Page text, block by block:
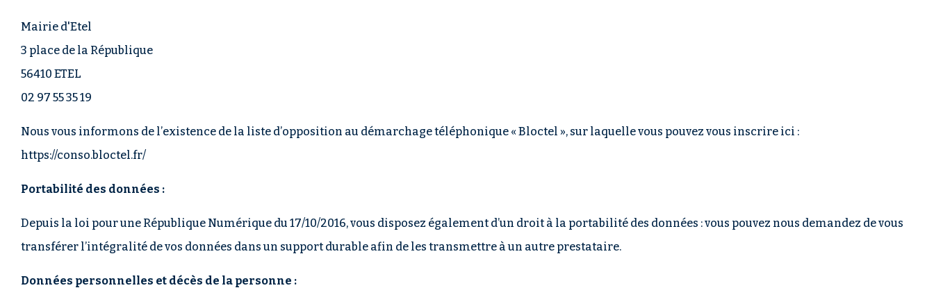
Mairie d'Etel
3 place de la République
56410 ETEL
02 97 55 35 19
Nous vous informons de l’existence de la liste d’opposition au démarchage téléphonique « Bloctel », sur laquelle vous pouvez vous inscrire ici :
https://conso.bloctel.fr/
Portabilité des données :
Depuis la loi pour une République Numérique du 17/10/2016, vous disposez également d’un droit à la portabilité des données : vous pouvez nous demandez de vous
transférer l’intégralité de vos données dans un support durable afin de les transmettre à un autre prestataire.
Données personnelles et décès de la personne :